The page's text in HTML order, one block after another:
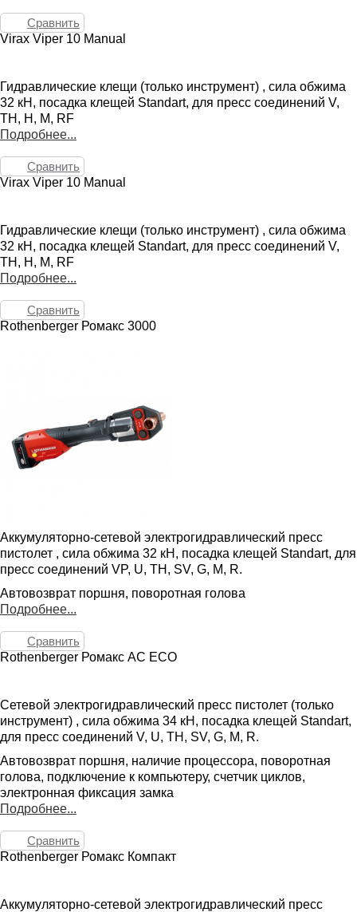
Сравнить
Virax Viper 10 Manual
Гидравлические клещи (только инструмент) , сила обжима
32 кН, посадка клещей Standart, для пресс соединений V,
TH, H, M, RF
Подробнее...
Сравнить
Virax Viper 10 Manual
Гидравлические клещи (только инструмент) , сила обжима
32 кН, посадка клещей Standart, для пресс соединений V,
TH, H, M, RF
Подробнее...
Сравнить
Rothenberger Ромакс 3000
Аккумуляторно-сетевой электрогидравлический пресс
пистолет , сила обжима 32 кН, посадка клещей Standart, для
пресс соединений VP, U, TH, SV, G, M, R.
Автовозврат поршня, поворотная голова
Подробнее...
Сравнить
Rothenberger Ромакс AC ECO
Сетевой электрогидравлический пресс пистолет (только
инструмент) , сила обжима 34 кН, посадка клещей Standart,
для пресс соединений V, U, TH, SV, G, M, R.
Автовозврат поршня, наличие процессора, поворотная
голова, подключение к компьютеру, счетчик циклов,
электронная фиксация замка
Подробнее...
Сравнить
Rothenberger Ромакс Компакт
Аккумуляторно-сетевой электрогидравлический пресс